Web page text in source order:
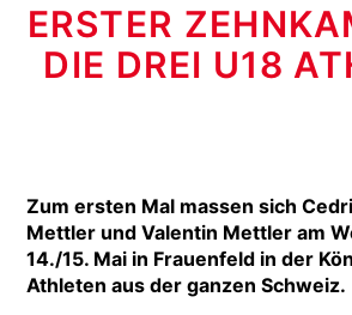
ERSTER
DIE DREI U18
Zum ersten Mal massen sich
Mettler und Valentin Mettler am
14./15. Mai in Frauenfeld in der
Athleten aus der ganzen Schweiz.